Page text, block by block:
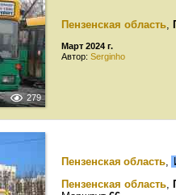
279
Пензенская область,
Март 2024 г.
Автор: Serginho
Пензенская область,
Пензенская область,